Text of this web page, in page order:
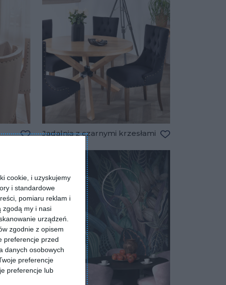
cookie, i uzyskujemy
i standardowe
pomiaru reklam i
zgodą my i nasi
urządzeń.
zgodnie z opisem
preferencje przed
danych osobowych
preferencje
preferencje lub
Dodaj do ulubionych
Jadalnia z czarnymi krzesłami